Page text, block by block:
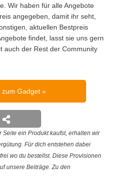
Wir haben für alle Angebote
angegeben, damit ihr seht,
aktuellen Bestpreis
findet, lasst sie uns gern
auch der Rest der Community
zum Gadget
ein Produkt kaufst, erhalten wir
Für dich entstehen dabei
wo du bestellst. Diese Provisionen
unsere Beiträge. Zu den